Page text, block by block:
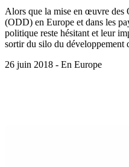
Alors que la mise en œuvre des
(ODD) en Europe et dans les
politique reste hésitant et leur
sortir du silo du
26 juin 2018 - En Europe